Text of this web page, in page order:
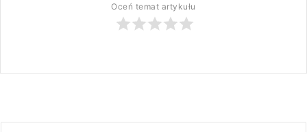
Oceń temat artykułu